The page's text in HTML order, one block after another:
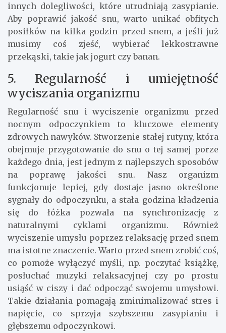
innych dolegliwości, które utrudniają zasypianie.
Aby poprawić jakość snu, warto unikać obfitych
posiłków na kilka godzin przed snem, a jeśli już
musimy coś zjeść, wybierać lekkostrawne
przekąski, takie jak jogurt czy banan.
5. Regularność i umiejętność
wyciszania organizmu
Regularność snu i wyciszenie organizmu przed
nocnym odpoczynkiem to kluczowe elementy
zdrowych nawyków. Stworzenie stałej rutyny, która
obejmuje przygotowanie do snu o tej samej porze
każdego dnia, jest jednym z najlepszych sposobów
na poprawę jakości snu. Nasz organizm
funkcjonuje lepiej, gdy dostaje jasno określone
sygnały do odpoczynku, a stała godzina kładzenia
się do łóżka pozwala na synchronizację z
naturalnymi cyklami organizmu. Również
wyciszenie umysłu poprzez relaksację przed snem
ma istotne znaczenie. Warto przed snem zrobić coś,
co pomoże wyłączyć myśli, np. poczytać książkę,
posłuchać muzyki relaksacyjnej czy po prostu
usiąść w ciszy i dać odpocząć swojemu umysłowi.
Takie działania pomagają zminimalizować stres i
napięcie, co sprzyja szybszemu zasypianiu i
głębszemu odpoczynkowi.